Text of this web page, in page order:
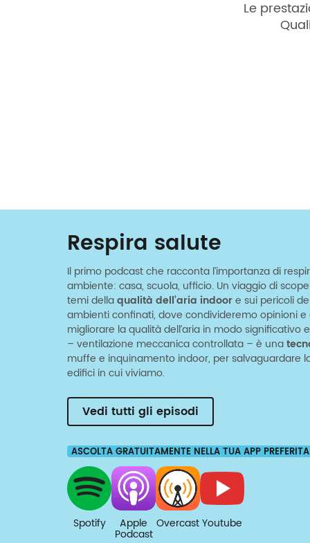
Le
Respira salute
Il primo podcast che racconta l’importanza di
ambiente: casa, scuola, ufficio. Un viaggio di
temi dellaqualità dell’aria indoore sui pericoli
ambienti confinati, dove condivideremo opinioni e
migliorare la qualità dell’aria in modo
– ventilazione meccanica controllata – è una
muffe e inquinamento indoor, per salvaguardare
edifici in cui viviamo.
Vedi tutti gli episodi
ASCOLTA GRATUITAMENTE NELLA TUA APP PREFERITA
Spotify Apple
Podcast
OvercastYoutube